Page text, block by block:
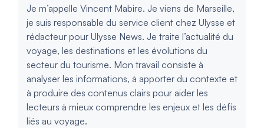
Je m’appelle Vincent Mabire. Je viens de Marseille,
je suis responsable du service client chez Ulysse et
rédacteur pour Ulysse News. Je traite l’actualité du
voyage, les destinations et les évolutions du
secteur du tourisme. Mon travail consiste à
analyser les informations, à apporter du contexte et
à produire des contenus clairs pour aider les
lecteurs à mieux comprendre les enjeux et les défis
liés au voyage.